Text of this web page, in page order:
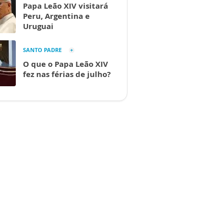
Papa Leão XIV visitará
Peru, Argentina e
Uruguai
SANTO PADRE
O que o Papa Leão XIV
fez nas férias de julho?